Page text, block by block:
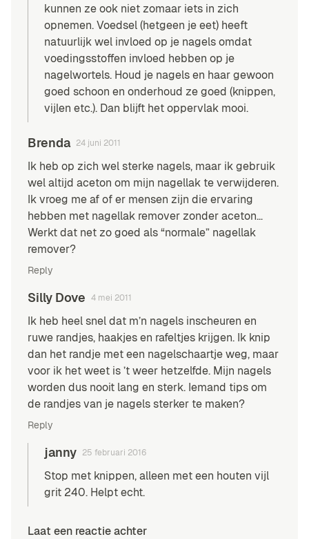
kunnen ze ook niet zomaar iets in zich
opnemen. Voedsel (hetgeen je eet) heeft
natuurlijk wel invloed op je nagels omdat
voedingsstoffen invloed hebben op je
nagelwortels. Houd je nagels en haar gewoon
goed schoon en onderhoud ze goed (knippen,
vijlen etc.). Dan blijft het oppervlak mooi.
Brenda 24 juni 2011
Ik heb op zich wel sterke nagels, maar ik gebruik
wel altijd aceton om mijn nagellak te verwijderen.
Ik vroeg me af of er mensen zijn die ervaring
hebben met nagellak remover zonder aceton…
Werkt dat net zo goed als “normale” nagellak
remover?
Reply
Silly Dove 4 mei 2011
Ik heb heel snel dat m’n nagels inscheuren en
ruwe randjes, haakjes en rafeltjes krijgen. Ik knip
dan het randje met een nagelschaartje weg, maar
voor ik het weet is ’t weer hetzelfde. Mijn nagels
worden dus nooit lang en sterk. Iemand tips om
de randjes van je nagels sterker te maken?
Reply
janny 25 februari 2016
Stop met knippen, alleen met een houten vijl
grit 240. Helpt echt.
Laat een reactie achter